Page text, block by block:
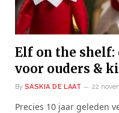
Elf on the
voor ouders &
By SASKIA DE LAAT 22
Precies 10 jaar geleden